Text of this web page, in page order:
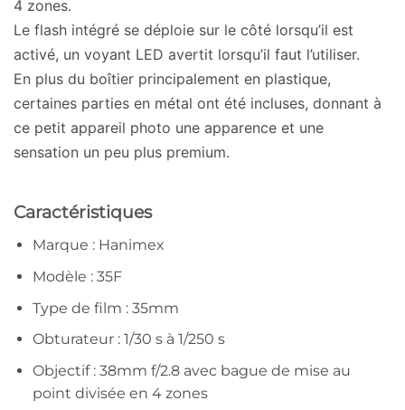
4 zones.
Le flash intégré se déploie sur le côté lorsqu’il est
activé, un voyant LED avertit lorsqu’il faut l’utiliser.
En plus du boîtier principalement en plastique,
certaines parties en métal ont été incluses, donnant à
ce petit appareil photo une apparence et une
sensation un peu plus premium.
Caractéristiques
Marque : Hanimex
Modèle : 35F
Type de film : 35mm
Obturateur : 1/30 s à 1/250 s
Objectif : 38mm f/2.8 avec bague de mise au
point divisée en 4 zones